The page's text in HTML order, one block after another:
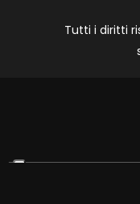
Tutti i diritti